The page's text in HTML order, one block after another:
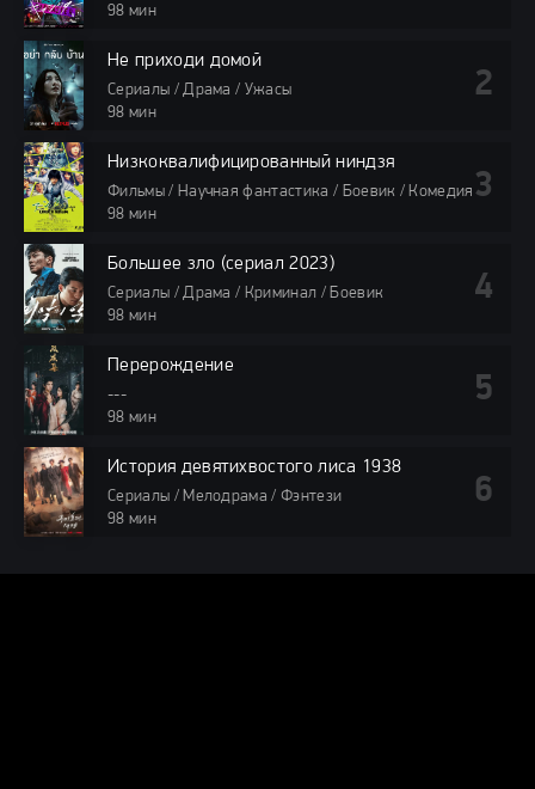
98 мин
Не приходи домой
Сериалы / Драма / Ужасы
98 мин
Низкоквалифицированный ниндзя
Фильмы / Научная фантастика / Боевик / Комедия
98 мин
Большее зло (сериал 2023)
Сериалы / Драма / Криминал / Боевик
98 мин
Перерождение
---
98 мин
История девятихвостого лиса 1938
Сериалы / Мелодрама / Фэнтези
98 мин